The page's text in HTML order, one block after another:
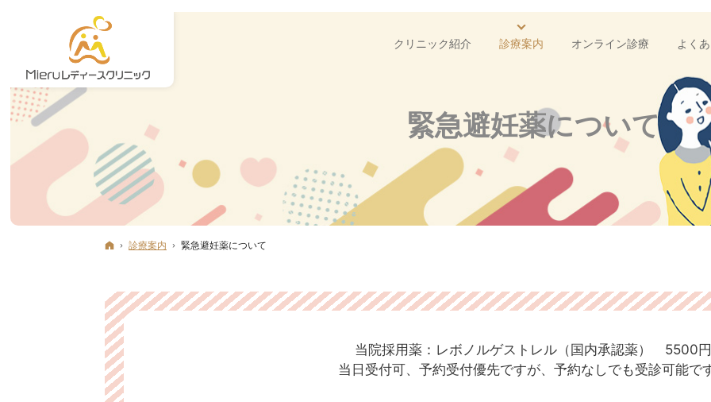
緊急避妊薬について
ホーム
診療案内 緊急避妊薬について
当院採用薬：レボノルゲストレル（国内承認薬） 5500円
当日受付可、予約受付優先ですが、予約なしでも受診可能で
クリニック紹介 診療案内 オンライン診療 よく